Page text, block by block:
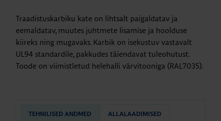
Traadistuskarbiku kate on lihtsalt paigaldatav ja
eemaldatav, muutes juhtmete lisamise ja hoolduse
kiireks ning mugavaks. Karbik on isekustuv vastavalt
UL94 standardile, pakkudes täiendavat tuleohutust.
Toode on viimistletud helehalli värvitooniga (RAL7035).
TEHNILISED ANDMED ALLALAADIMISED